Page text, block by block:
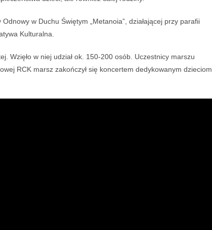
w Duchu Świętym „Metanoia”, działającej przy parafii
Kulturalna.
Wzięło w niej udział ok. 150-200 osób. Uczestnicy marszu
RCK marsz zakończył się koncertem dedykowanym dzieciom